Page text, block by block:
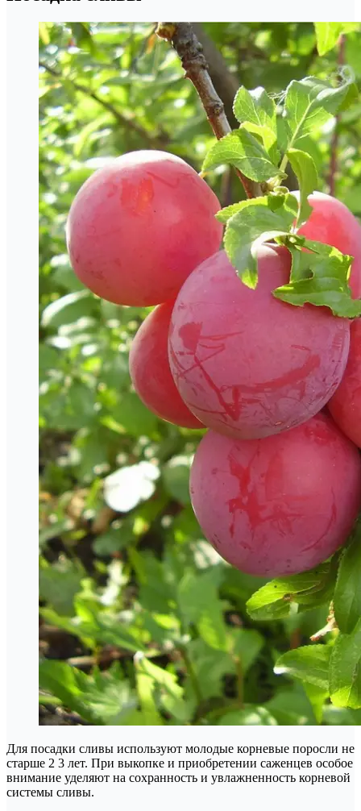
Для посадки сливы используют молодые корневые по­росли не
старше 2 3 лет. При выкопке и приобретении саженцев особое
внимание уделяют на сохранность и увлажненность корневой
системы сливы.